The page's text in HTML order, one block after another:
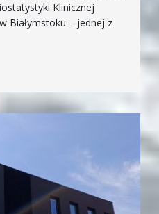
Klinicznej
Białymstoku – jednej z